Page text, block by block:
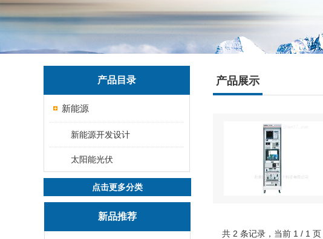
产品目录
新能源
新能源开发设计
太阳能光伏
点击更多分类
新品推荐
产品展示
共 2 条记录，当前 1 / 1